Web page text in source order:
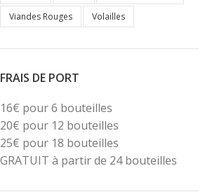
Viandes Rouges
Volailles
FRAIS DE PORT
16€ pour 6 bouteilles
20€ pour 12 bouteilles
25€ pour 18 bouteilles
GRATUIT à partir de 24 bouteilles